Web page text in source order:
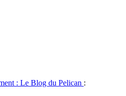
: Le Blog du Pelican :